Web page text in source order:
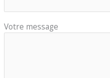
Votre message